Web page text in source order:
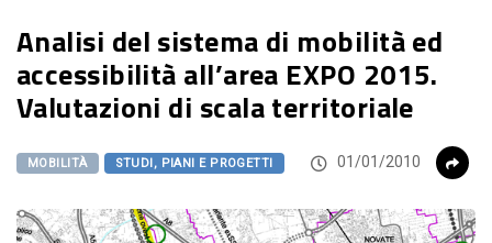
Analisi del sistema di mobilità ed
accessibilità all’area EXPO 2015.
Valutazioni di scala territoriale
MOBILITÀ STUDI, PIANI E PROGETTI 01/01/2010